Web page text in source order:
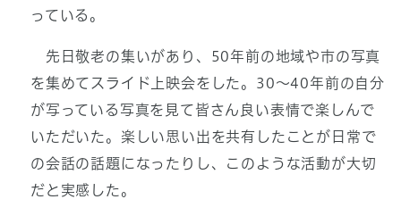
っている。
先日敬老の集いがあり、50年前の地域や市の写真
を集めてスライド上映会をした。30～40年前の自分
が写っている写真を見て皆さん良い表情で楽しんで
いただいた。楽しい思い出を共有したことが日常で
の会話の話題になったりし、このような活動が大切
だと実感した。